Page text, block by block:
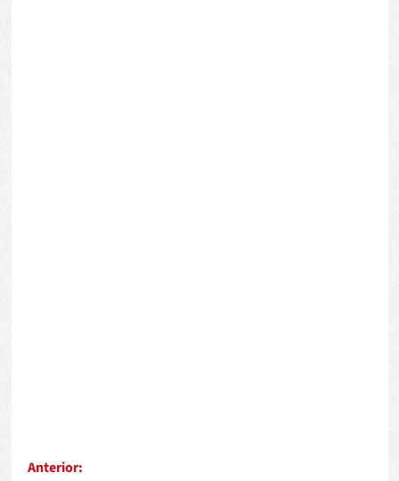
Anterior: